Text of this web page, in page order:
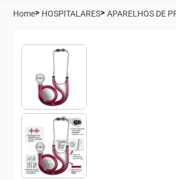
Home HOSPITALARES APARELHOS DE